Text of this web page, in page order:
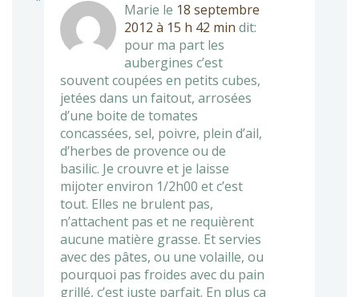
Marie le 18 septembre
2012 à 15 h 42 min dit:
pour ma part les
aubergines c’est
souvent coupées en petits cubes,
jetées dans un faitout, arrosées
d’une boite de tomates
concassées, sel, poivre, plein d’ail,
d’herbes de provence ou de
basilic. Je crouvre et je laisse
mijoter environ 1/2h00 et c’est
tout. Elles ne brulent pas,
n’attachent pas et ne requièrent
aucune matière grasse. Et servies
avec des pâtes, ou une volaille, ou
pourquoi pas froides avec du pain
grillé, c’est juste parfait. En plus ça